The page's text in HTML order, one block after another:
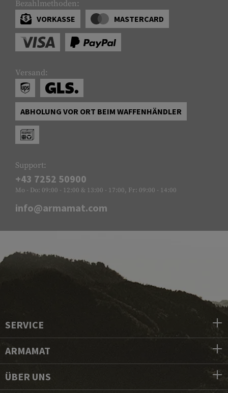
Bezahlmethoden:
VORKASSE
MASTERCARD
Versand:
ABHOLUNG VOR ORT BEIM WAFFENHÄNDLER
Support:
+43 7252 50900
Mo - Do: 09:00 - 12:00 & 13:00 - 17:00, Fr: 09:00 - 14:00
info@armamat.com
SERVICE
ARMAMAT
ÜBER UNS